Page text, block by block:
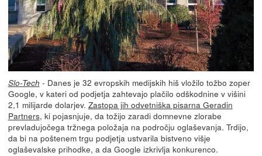
Slo-Tech - Danes je 32 evropskih medijskih hiš vložilo tožbo zoper
Google, v kateri od podjetja zahtevajo plačilo odškodnine v višini
2,1 milijarde dolarjev. Zastopa jih odvetniška pisarna Geradin
Partners, ki pojasnjuje, da tožijo zaradi domnevne zlorabe
prevladujočega tržnega položaja na področju oglaševanja. Trdijo,
da bi na poštenem trgu podjetja ustvarila bistveno višje
oglaševalske prihodke, a da Google izkrivlja konkurenco.